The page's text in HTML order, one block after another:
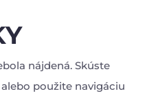
nájdená. Skúste
použite navigáciu